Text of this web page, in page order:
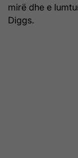
mirë dhe e
Diggs.